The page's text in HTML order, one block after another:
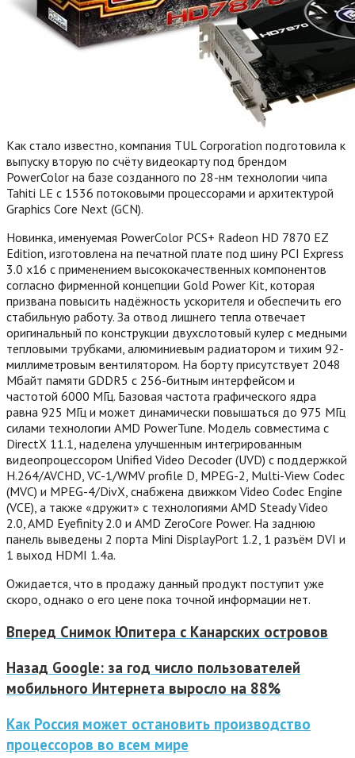
Как стало известно, компания TUL Corporation подготовила к
выпуску вторую по счёту видеокарту под брендом
PowerColor на базе созданного по 28-нм технологии чипа
Tahiti LE с 1536 потоковыми процессорами и архитектурой
Graphics Core Next (GCN).
Новинка, именуемая PowerColor PCS+ Radeon HD 7870 EZ
Edition, изготовлена на печатной плате под шину PCI Express
3.0 x16 с применением высококачественных компонентов
согласно фирменной концепции Gold Power Kit, которая
призвана повысить надёжность ускорителя и обеспечить его
стабильную работу. За отвод лишнего тепла отвечает
оригинальный по конструкции двухслотовый кулер с медными
тепловыми трубками, алюминиевым радиатором и тихим 92-
миллиметровым вентилятором. На борту присутствует 2048
Мбайт памяти GDDR5 с 256-битным интерфейсом и
частотой 6000 МГц. Базовая частота графического ядра
равна 925 МГц и может динамически повышаться до 975 МГц
силами технологии AMD PowerTune. Модель совместима с
DirectX 11.1, наделена улучшенным интегрированным
видеопроцессором Unified Video Decoder (UVD) с поддержкой
H.264/AVCHD, VC-1/WMV profile D, MPEG-2, Multi-View Codec
(MVC) и MPEG-4/DivX, снабжена движком Video Codec Engine
(VCE), а также «дружит» с технологиями AMD Steady Video
2.0, AMD Eyefinity 2.0 и AMD ZeroCore Power. На заднюю
панель выведены 2 порта Mini DisplayPort 1.2, 1 разъём DVI и
1 выход HDMI 1.4a.
Ожидается, что в продажу данный продукт поступит уже
скоро, однако о его цене пока точной информации нет.
Вперед Снимок Юпитера с Канарских островов
Назад Google: за год число пользователей
мобильного Интернета выросло на 88%
Как Россия может остановить производство
процессоров во всем мире